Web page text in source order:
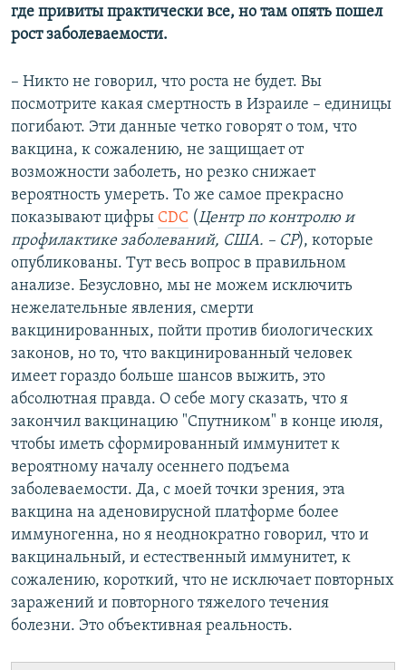
где привиты практически все, но там опять пошел
рост заболеваемости.
– Никто не говорил, что роста не будет. Вы
посмотрите какая смертность в Израиле – единицы
погибают. Эти данные четко говорят о том, что
вакцина, к сожалению, не защищает от
возможности заболеть, но резко снижает
вероятность умереть. То же самое прекрасно
показывают цифры CDC (Центр по контролю и
профилактике заболеваний, США. – СР), которые
опубликованы. Тут весь вопрос в правильном
анализе. Безусловно, мы не можем исключить
нежелательные явления, смерти
вакцинированных, пойти против биологических
законов, но то, что вакцинированный человек
имеет гораздо больше шансов выжить, это
абсолютная правда. О себе могу сказать, что я
закончил вакцинацию "Спутником" в конце июля,
чтобы иметь сформированный иммунитет к
вероятному началу осеннего подъема
заболеваемости. Да, с моей точки зрения, эта
вакцина на аденовирусной платформе более
иммуногенна, но я неоднократно говорил, что и
вакцинальный, и естественный иммунитет, к
сожалению, короткий, что не исключает повторных
заражений и повторного тяжелого течения
болезни. Это объективная реальность.